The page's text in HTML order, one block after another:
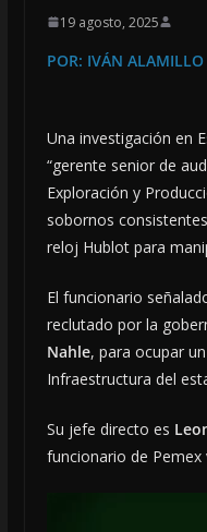
19 agosto, 2025
POR: IVÁN ALAMILLO
Una investigación en
“gerente senior de
Exploración y
sobornos
reloj Hublot para
El funcionario
reclutado por la
Nahle, para ocupar
Infraestructura del
Su jefe directo es
funcionario de Pemex